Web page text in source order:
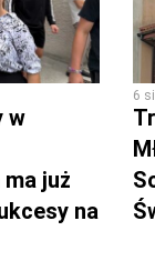
w
już
na
6